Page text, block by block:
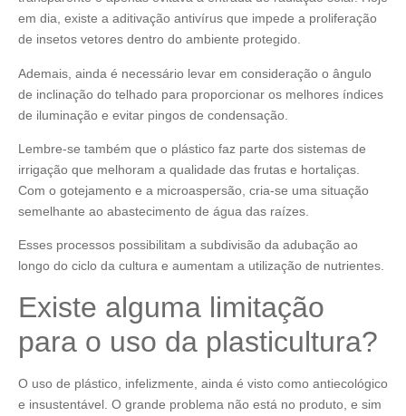
em dia, existe a aditivação antivírus que impede a proliferação
de insetos vetores dentro do ambiente protegido.
Ademais, ainda é necessário levar em consideração o ângulo
de inclinação do telhado para proporcionar os melhores índices
de iluminação e evitar pingos de condensação.
Lembre-se também que o plástico faz parte dos sistemas de
irrigação que melhoram a qualidade das frutas e hortaliças.
Com o gotejamento e a microaspersão, cria-se uma situação
semelhante ao abastecimento de água das raízes.
Esses processos possibilitam a subdivisão da adubação ao
longo do ciclo da cultura e aumentam a utilização de nutrientes.
Existe alguma limitação
para o uso da plasticultura?
O uso de plástico, infelizmente, ainda é visto como antiecológico
e insustentável. O grande problema não está no produto, e sim